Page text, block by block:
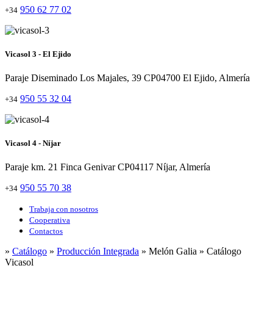
+34 950 62 77 02
Vicasol 3 - El Ejido
Paraje Diseminado Los Majales, 39 CP04700 El Ejido, Almería
+34 950 55 32 04
Vicasol 4 - Níjar
Paraje km. 21 Finca Genivar CP04117 Níjar, Almería
+34 950 55 70 38
Trabaja con nosotros
Cooperativa
Contactos
» Catálogo » Producción Integrada » Melón Galia » Catálogo
Vicasol